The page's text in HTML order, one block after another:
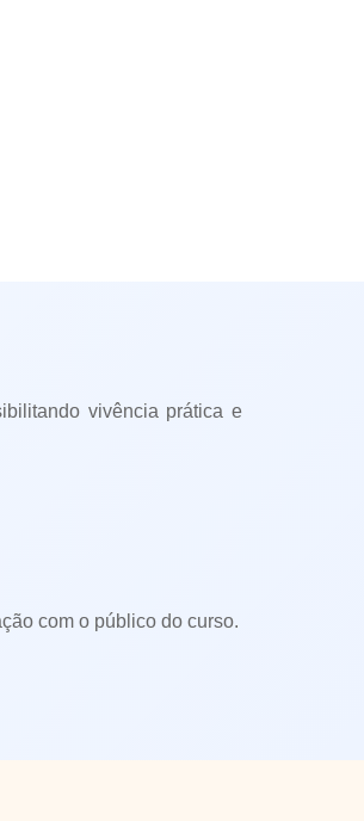
vivência prática e
com o público do curso.